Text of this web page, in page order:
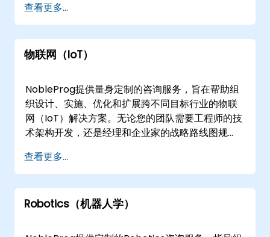
要。 我们的专家顾问 在广泛的网络安全领域拥有良
好的业绩记录 ，包括： 系统安全/配置运行状况检
查 Open Source Intelligence (OSINT)
Information System Security IBM QRadar 安全
Information Security Risk Cyber Warfare
Hands on Security Secure Code 为什么选择
NobleProg？ NobleProg Cyber Security
Consultancy 提供全面的服务，使您的组织能够主
动应对和缓解不断变化的网络安全挑战。
查看更多...
物联网（IoT）
NobleProg提供量身定制的咨询服务，旨在帮助组
织设计、实施、优化和扩展跨不同目标行业的物联
网（IoT）解决方案。无论您的团队需要工程师的技
术架构开发，还是经理和企业家的战略路线图规
专注于实际应用和商业价值。 我们的参与模式灵
活，以适应您的运营需求。远程实时咨询通过交互
式、安全的远程桌面环境进行，允许从任何位置进
行无缝协作。对于更喜欢面对面交流的客户，我们
进行操作。 NobleProg -- 您的本地咨询合作伙伴
查看更多...
Robotics（机器人学）